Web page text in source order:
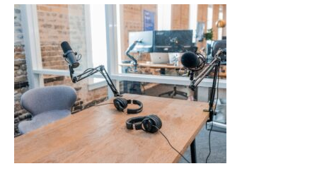
i
s
f
i
e
l
d
b
l
n